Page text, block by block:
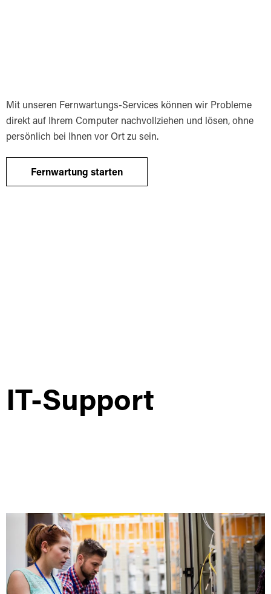
Mit unseren Fernwartungs-Services können wir Probleme
direkt auf Ihrem Computer nachvollziehen und lösen, ohne
persönlich bei Ihnen vor Ort zu sein.
Fernwartung starten
IT-Support